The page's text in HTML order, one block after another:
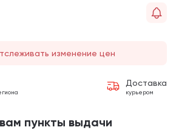
изменение цен
Доставка
курьером
пункты выдачи